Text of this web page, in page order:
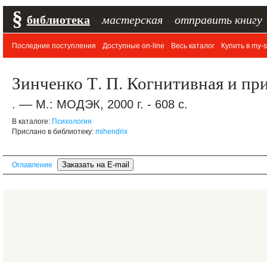
§ библиотека мастерская отправить книгу
Последние поступления Доступные on-line Весь каталог Купить в my-
Зинченко Т. П. Когнитивная и
. –– М.: МОДЭК, 2000 г. - 608 с.
В каталоге: Психология
Прислано в библиотеку: mihendrix
Оглавление